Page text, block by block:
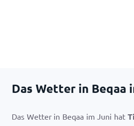
Das Wetter in Beqaa
Das Wetter in Beqaa im Juni hat